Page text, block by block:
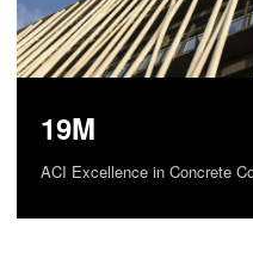
19M
ACI Excellence in Concrete
ACI Excellence in Concrete
Corniche
ACI Excellence in Concrete